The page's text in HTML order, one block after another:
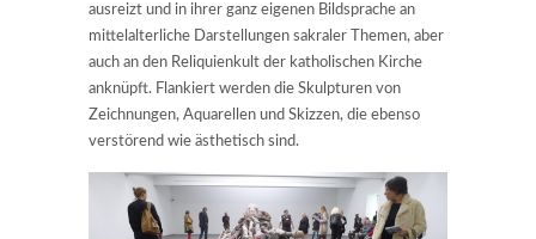
ausreizt und in ihrer ganz eigenen Bildsprache an
mittelalterliche Darstellungen sakraler Themen, aber
auch an den Reliquienkult der katholischen Kirche
anknüpft. Flankiert werden die Skulpturen von
Zeichnungen, Aquarellen und Skizzen, die ebenso
verstörend wie ästhetisch sind.